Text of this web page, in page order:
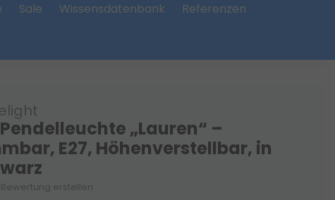
Sale Wissensdatenbank Referenzen
Pendelleuchte „Lauren“ –
E27, Höhenverstellbar, in
Bewertung erstellen